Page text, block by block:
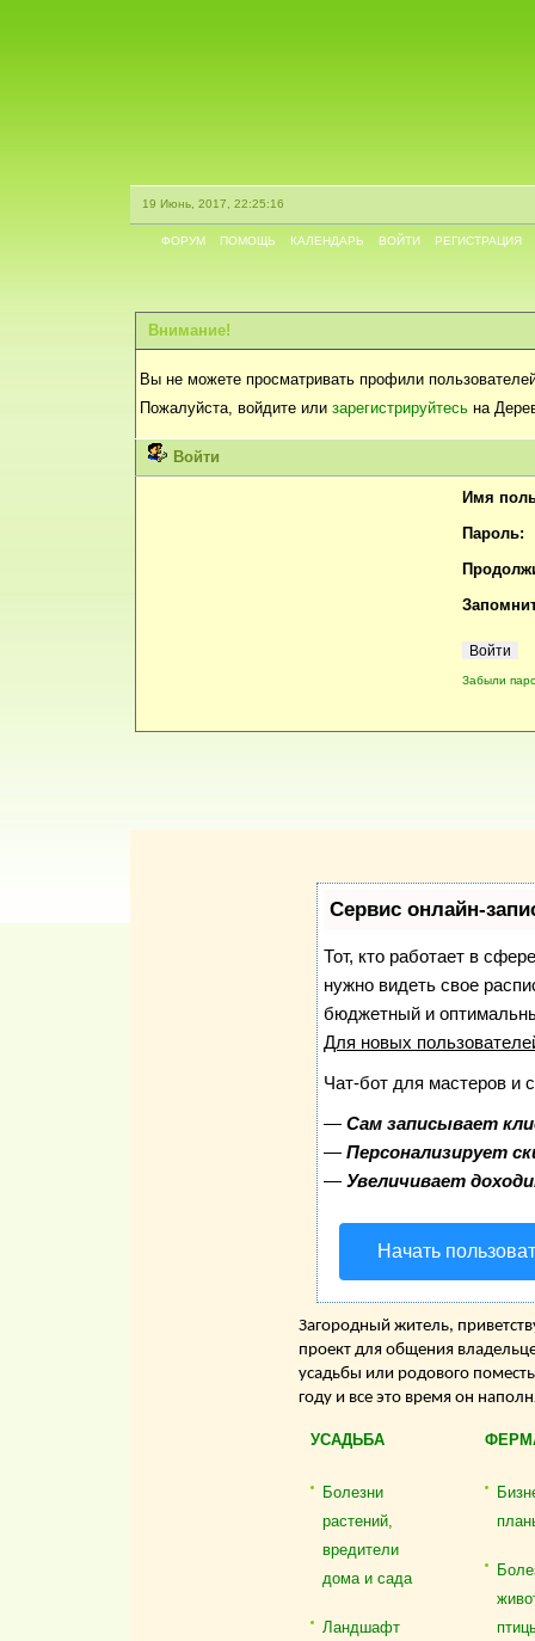
19 Июнь, 2017, 22:25:16
ФОРУМ ПОМОЩЬ КАЛЕНДАРЬ ВОЙТИ РЕГИСТРАЦИЯ
Внимание!
Вы не можете просматривать профили
Пожалуйста, войдите или зарегистрируйтесь на
Войти
Имя
Пароль:
Забыли
Сервис онлайн-
Тот, кто работает в
нужно видеть свое
бюджетный и
Для новых
Чат-бот для мастеров и
— Сам записывает
— Персонализирует
— Увеличивает
Начать
Загородный житель,
проект для общения
усадьбы или родового
году и все это время он
УСАДЬБА
Болезни
растений,
вредители
дома и сада
Ландшафт